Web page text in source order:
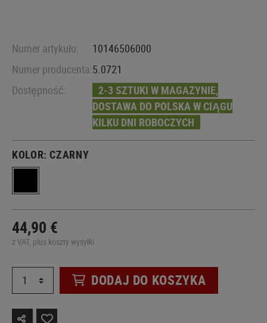
Numer artykułu:
10146506000
Numer producenta:5.0721
Dostępność:
2-3 SZTUKI W MAGAZYNIE,
DOSTAWA DO POLSKA W CIĄGU
KILKU DNI ROBOCZYCH
KOLOR: CZARNY
44,90 €
z VAT, plus koszty wysyłki
DODAJ DO KOSZYKA